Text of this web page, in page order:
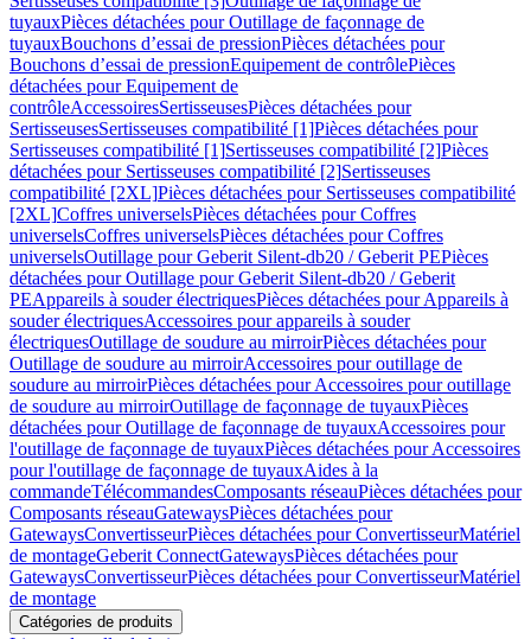
tuyauxPièces détachées pour Outillage de façonnage de
tuyauxBouchons d’essai de pressionPièces détachées pour
Bouchons d’essai de pressionEquipement de contrôlePièces
détachées pour Equipement de
contrôleAccessoiresSertisseusesPièces détachées pour
SertisseusesSertisseuses compatibilité [1]Pièces détachées pour
Sertisseuses compatibilité [1]Sertisseuses compatibilité [2]Pièces
détachées pour Sertisseuses compatibilité [2]Sertisseuses
compatibilité [2XL]Pièces détachées pour Sertisseuses compatibilité
[2XL]Coffres universelsPièces détachées pour Coffres
universelsCoffres universelsPièces détachées pour Coffres
universelsOutillage pour Geberit Silent-db20 / Geberit PEPièces
détachées pour Outillage pour Geberit Silent-db20 / Geberit
PEAppareils à souder électriquesPièces détachées pour Appareils à
souder électriquesAccessoires pour appareils à souder
électriquesOutillage de soudure au mirroirPièces détachées pour
Outillage de soudure au mirroirAccessoires pour outillage de
soudure au mirroirPièces détachées pour Accessoires pour outillage
de soudure au mirroirOutillage de façonnage de tuyauxPièces
détachées pour Outillage de façonnage de tuyauxAccessoires pour
l'outillage de façonnage de tuyauxPièces détachées pour Accessoires
pour l'outillage de façonnage de tuyauxAides à la
commandeTélécommandesComposants réseauPièces détachées pour
Composants réseauGatewaysPièces détachées pour
GatewaysConvertisseurPièces détachées pour ConvertisseurMatériel
de montageGeberit ConnectGatewaysPièces détachées pour
GatewaysConvertisseurPièces détachées pour ConvertisseurMatériel
de montage
Catégories de produits